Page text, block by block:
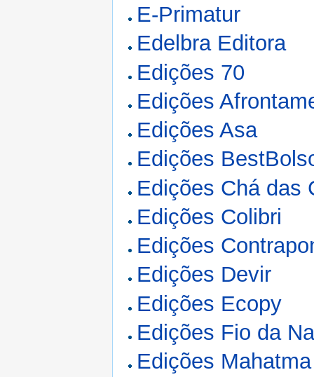
E-Primatur
Edelbra Editora
Edições 70
Edições
Edições Asa
Edições
Edições Chá das
Edições Colibri
Edições
Edições Devir
Edições Ecopy
Edições Fio da
Edições Mahatma